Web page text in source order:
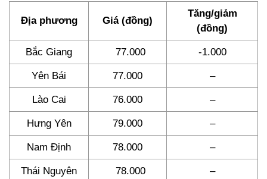
Địa phương Giá (đồng)
Tăng/giảm
(đồng)
Bắc Giang 77.000 -1.000
Yên Bái 77.000 –
Lào Cai 76.000 –
Hưng Yên 79.000 –
Nam Định 78.000 –
Thái Nguyên 78.000 –